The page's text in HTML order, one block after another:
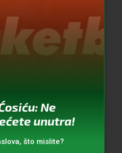
Ne
unutra!
što mislite?